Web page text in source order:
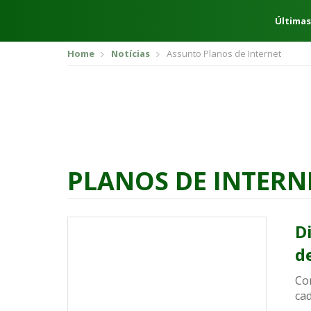
Home Notícias Assunto Planos de Internet
PLANOS DE